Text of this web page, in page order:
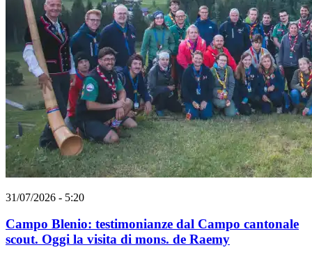
31/07/2026 - 5:20
Campo Blenio: testimonianze dal Campo cantonale
scout. Oggi la visita di mons. de Raemy